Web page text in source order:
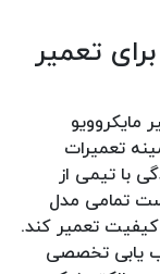
تعمیر
مایکروویو
تعمیرات
با تیمی از
تمامی مدل
کیفیت تعمیر کند.
یابی تخصصی